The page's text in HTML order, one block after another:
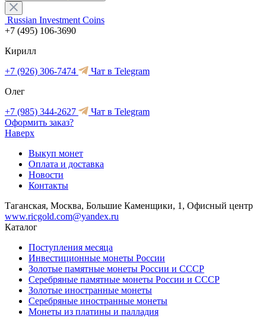
Russian Investment Coins
+7 (495) 106-3690
Кирилл
+7 (926) 306-7474
Чат в Telegram
Олег
+7 (985) 344-2627
Чат в Telegram
Оформить заказ?
Наверх
Выкуп монет
Оплата и доставка
Новости
Контакты
Таганская, Москва, Большие Каменщики, 1, Офисный центр
www.ricgold.com@yandex.ru
Каталог
Поступления месяца
Инвестиционные монеты России
Золотые памятные монеты России и СССР
Серебряные памятные монеты России и СССР
Золотые иностранные монеты
Серебряные иностранные монеты
Монеты из платины и палладия